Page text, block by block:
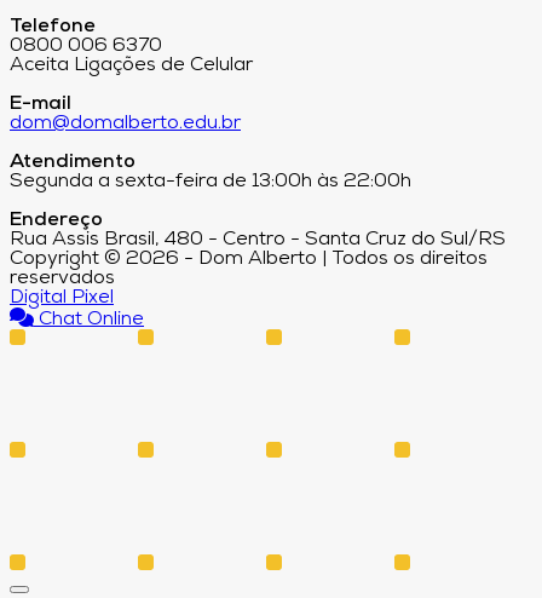
Telefone
0800 006 6370
Aceita Ligações de Celular
E-mail
dom@domalberto.edu.br
Atendimento
Segunda a sexta-feira de 13:00h às 22:00h
Endereço
Rua Assis Brasil, 480 - Centro - Santa Cruz do Sul/RS
Copyright © 2026 - Dom Alberto | Todos os direitos
reservados
Digital Pixel
Chat Online